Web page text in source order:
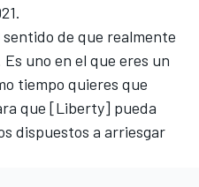
de que realmente
uno en el que eres un
tiempo quieres que
que [Liberty] pueda
dispuestos a arriesgar